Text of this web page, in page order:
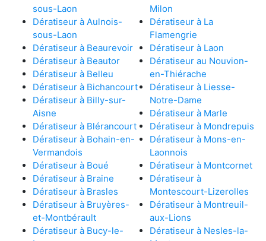
sous-Laon
Dératiseur à Aulnois-
sous-Laon
Dératiseur à Beaurevoir
Dératiseur à Beautor
Dératiseur à Belleu
Dératiseur à Bichancourt
Dératiseur à Billy-sur-
Aisne
Dératiseur à Blérancourt
Dératiseur à Bohain-en-
Vermandois
Dératiseur à Boué
Dératiseur à Braine
Dératiseur à Brasles
Dératiseur à Bruyères-
et-Montbérault
Dératiseur à Bucy-le-
Milon
Dératiseur à La
Flamengrie
Dératiseur à Laon
Dératiseur au Nouvion-
en-Thiérache
Dératiseur à Liesse-
Notre-Dame
Dératiseur à Marle
Dératiseur à Mondrepuis
Dératiseur à Mons-en-
Laonnois
Dératiseur à Montcornet
Dératiseur à
Montescourt-Lizerolles
Dératiseur à Montreuil-
aux-Lions
Dératiseur à Nesles-la-